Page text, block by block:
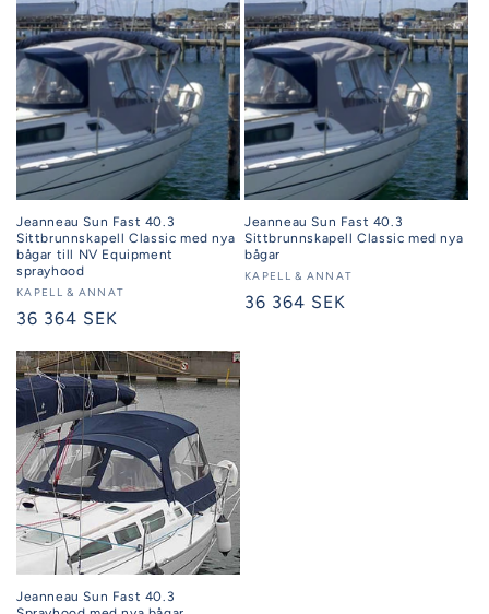
Jeanneau Sun Fast 40.3
Sittbrunnskapell Classic med nya
bågar till NV Equipment
sprayhood
Säljare:
KAPELL & ANNAT
Ordinarie
36 364 SEK
Jeanneau Sun Fast 40.3
Sittbrunnskapell Classic med nya
bågar
Säljare:
KAPELL & ANNAT
Ordinarie
36 364 SEK
Jeanneau Sun Fast 40.3